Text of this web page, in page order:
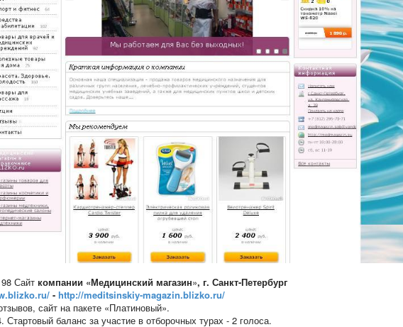
Сайт компании «Медицинский магазин», г. Санкт-Петербург
- http://meditsinskiy-magazin.blizko.ru/
сайт на пакете «Платиновый».
Стартовый баланс за участие в отборочных турах - 2 голоса.